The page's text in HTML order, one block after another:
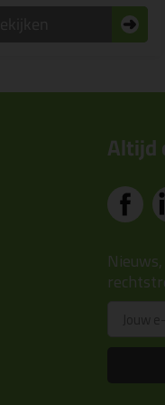
Altijd